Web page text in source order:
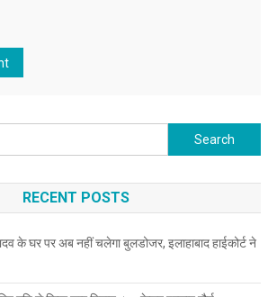
Search
for:
RECENT POSTS
के घर पर अब नहीं चलेगा बुलडोजर, इलाहाबाद हाईकोर्ट ने